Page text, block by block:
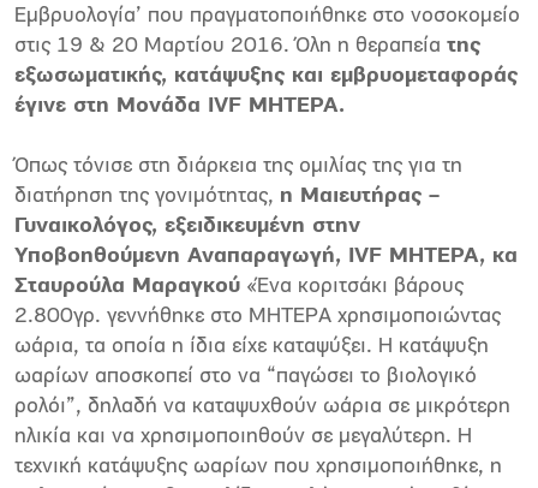
Εμβρυολογία’ που πραγματοποιήθηκε στο νοσοκομείο
στις 19 & 20 Μαρτίου 2016. Όλη η θεραπεία της
εξωσωματικής, κατάψυξης και εμβρυομεταφοράς
έγινε στη Μονάδα IVF ΜΗΤΕΡΑ.
Όπως τόνισε στη διάρκεια της ομιλίας της για τη
διατήρηση της γονιμότητας, η Μαιευτήρας –
Γυναικολόγος, εξειδικευμένη στην
Υποβοηθούμενη Αναπαραγωγή, IVF ΜΗΤΕΡΑ, κα
Σταυρούλα Μαραγκού «Ένα κοριτσάκι βάρους
2.800γρ. γεννήθηκε στο ΜΗΤΕΡΑ χρησιμοποιώντας
ωάρια, τα οποία η ίδια είχε καταψύξει. Η κατάψυξη
ωαρίων αποσκοπεί στο να “παγώσει το βιολογικό
ρολόι”, δηλαδή να καταψυχθούν ωάρια σε μικρότερη
ηλικία και να χρησιμοποιηθούν σε μεγαλύτερη. Η
τεχνική κατάψυξης ωαρίων που χρησιμοποιήθηκε, η